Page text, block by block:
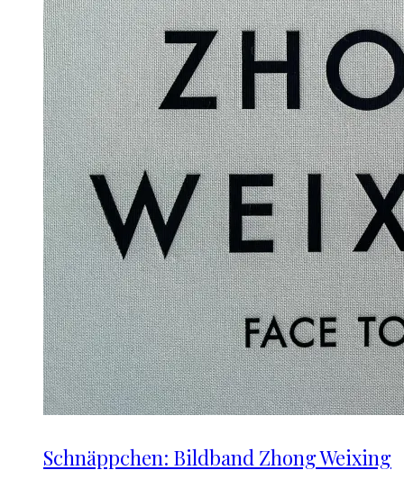
Schnäppchen: Bildband Zhong Weixing